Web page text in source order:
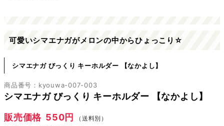
可愛いシマエナガがメロンの中からひょっこり☆
シマエナガ びっくり キーホルダー 【なかよし】
商品番号：kyouwa-007-003
シマエナガ びっくり キーホルダー 【なかよし】
販売価格 550円 （送料別）